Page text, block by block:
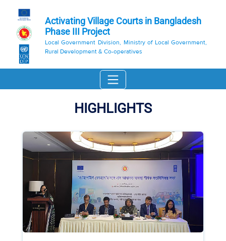
Activating Village Courts in Bangladesh
Phase III Project
Local Government Division, Ministry of Local Government,
Rural Development & Co-operatives
HIGHLIGHTS